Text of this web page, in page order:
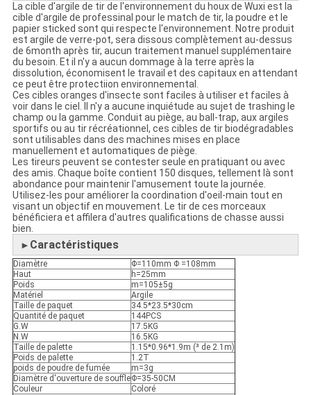
La cible d'argile de tir de l'environnement du houx de Wuxi est la
cible d'argile de professinal pour le match de tir, la poudre et le
papier sticked sont qui respecte l'environnement. Notre produit
est argile de verre-pot, sera dissous complètement au-dessus
de 6month après tir, aucun traitement manuel supplémentaire
du besoin. Et il n'y a aucun dommage à la terre après la
dissolution, économisent le travail et des capitaux en attendant
ce peut être protectiion environnemental.
Ces cibles oranges d'insecte sont faciles à utiliser et faciles à
voir dans le ciel. Il n'y a aucune inquiétude au sujet de trashing le
champ ou la gamme. Conduit au piège, au ball-trap, aux argiles
sportifs ou au tir récréationnel, ces cibles de tir biodégradables
sont utilisables dans des machines mises en place
manuellement et automatiques de piège.
Les tireurs peuvent se contester seule en pratiquant ou avec
des amis. Chaque boîte contient 150 disques, tellement là sont
abondance pour maintenir l'amusement toute la journée.
Utilisez-les pour améliorer la coordination d'oeil-main tout en
visant un objectif en mouvement. Le tir de ces morceaux
bénéficiera et affilera d'autres qualifications de chasse aussi
bien.
► Caractéristiques
Diamètre
Φ=110mm Φ =108mm
Haut
h=25mm
Poids
m=105±5g
Matériel
Argile
Taille de paquet
34.5*23.5*30cm
Quantité de paquet
144PCS
G.W
17.5KG
N.W
16.5KG
Taille de palette
1.15*0.96*1.9m (³ de 2.1m)
Poids de palette
1.2T
poids de poudre de fumée
m=3g
Diamètre d'ouverture de souffleΦ=35-50CM
Couleur
Coloré